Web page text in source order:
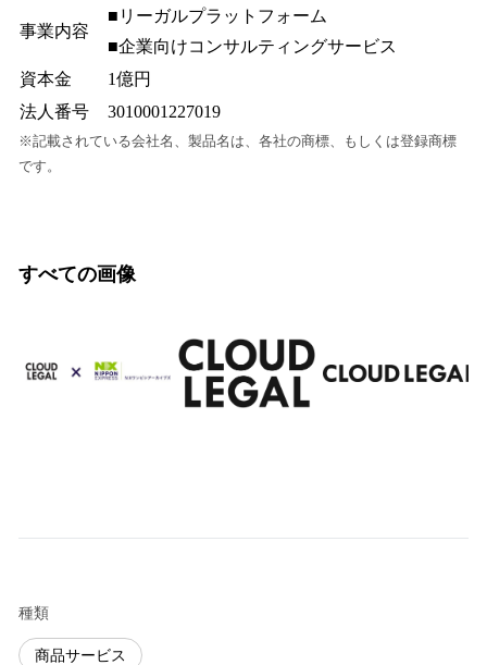
事業内容
■リーガルプラットフォーム
■企業向けコンサルティングサービス
資本金
1億円
法人番号
3010001227019
※記載されている会社名、製品名は、各社の商標、もしくは登録商標
です。
すべての画像
種類
商品サービス